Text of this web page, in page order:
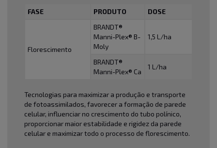
FASE PRODUTO DOSE
Florescimento
BRANDT®
Manni-Plex® B-
Moly
1,5 L/ha
BRANDT®
Manni-Plex® Ca
1 L/ha
Tecnologias para maximizar a produção e transporte
de fotoassimilados, favorecer a formação de parede
celular, influenciar no crescimento do tubo polínico,
proporcionar maior estabilidade e rigidez da parede
celular e maximizar todo o processo de florescimento.